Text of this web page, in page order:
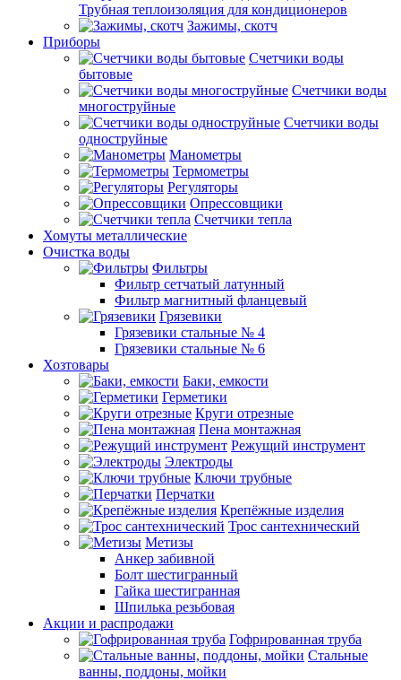
Трубная теплоизоляция для кондиционеров
Зажимы, скотч
Приборы
Счетчики воды
бытовые
Счетчики воды
многоструйные
Счетчики воды
одноструйные
Манометры
Термометры
Регуляторы
Опрессовщики
Счетчики тепла
Хомуты металлические
Очистка воды
Фильтры
Фильтр сетчатый латунный
Фильтр магнитный фланцевый
Грязевики
Грязевики стальные № 4
Грязевики стальные № 6
Хозтовары
Баки, емкости
Герметики
Круги отрезные
Пена монтажная
Режущий инструмент
Электроды
Ключи трубные
Перчатки
Крепёжные изделия
Трос сантехнический
Метизы
Анкер забивной
Болт шестигранный
Гайка шестигранная
Шпилька резьбовая
Акции и распродажи
Гофрированная труба
Стальные
ванны, поддоны, мойки